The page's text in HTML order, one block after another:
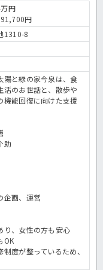
での介護業務全般で
円
円
1310-8
陽と緑の家今泉は、食
活のお世話と、散歩や
機能回復に向けた支援
助
企画、運営
、女性の方も安心
OK
度が整っているため、